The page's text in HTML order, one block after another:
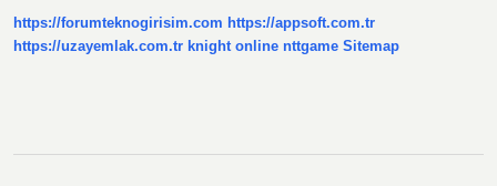
https://forumteknogirisim.com https://appsoft.com.tr
https://uzayemlak.com.tr knight online nttgame Sitemap